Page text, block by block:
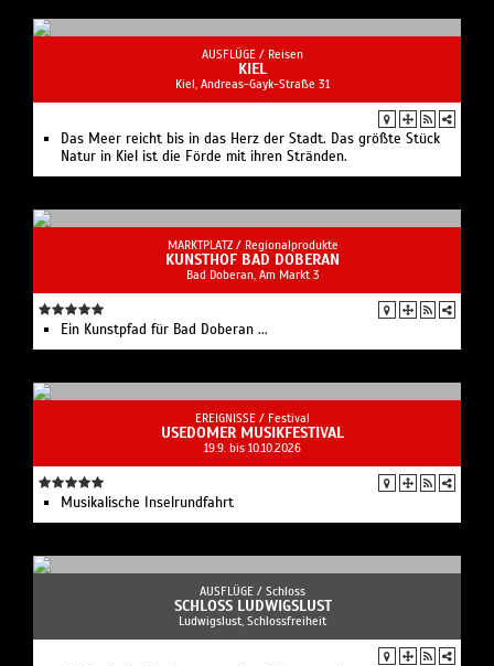
AUSFLÜGE / Reisen
KIEL
Kiel, Andreas-Gayk-Straße 31
Das Meer reicht bis in das Herz der Stadt. Das größte Stück
Natur in Kiel ist die Förde mit ihren Stränden.
MARKTPLATZ / Regionalprodukte
KUNSTHOF BAD DOBERAN
Bad Doberan, Am Markt 3
Ein Kunstpfad für Bad Doberan ...
EREIGNISSE / Festival
USEDOMER MUSIKFESTIVAL
19.9. bis 10.10.2026
Musikalische Inselrundfahrt
AUSFLÜGE / Schloss
SCHLOSS LUDWIGSLUST
Ludwigslust, Schlossfreiheit